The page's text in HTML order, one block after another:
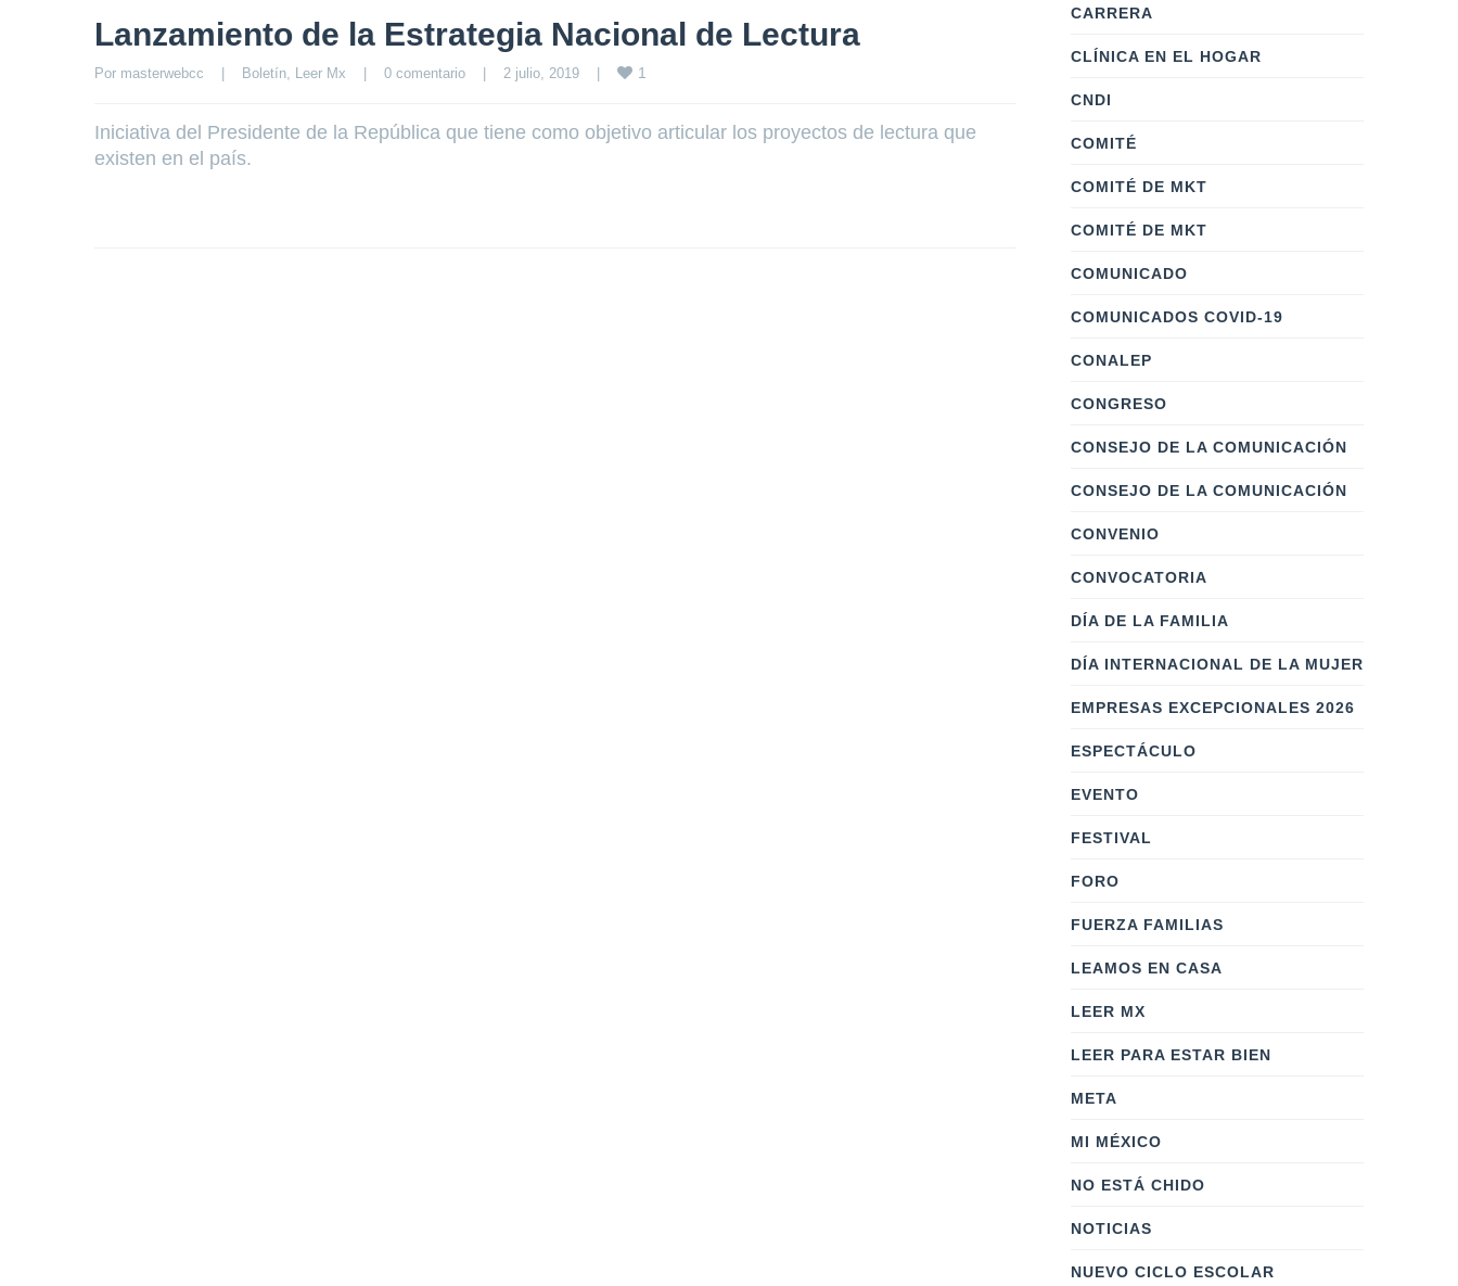
Lanzamiento de la Estrategia Nacional de Lectura
Por masterwebcc Boletín, Leer Mx 0 comentario 2 julio, 2019 1
Iniciativa del Presidente de la República que tiene como objetivo articular los proyectos de lectura que
existen en el país.
CARRERA
CLÍNICA EN EL HOGAR
CNDI
COMITÉ
COMITÉ DE MKT
COMITÉ DE MKT
COMUNICADO
COMUNICADOS COVID-19
CONALEP
CONGRESO
CONSEJO DE LA COMUNICACIÓN
CONSEJO DE LA COMUNICACIÓN
CONVENIO
CONVOCATORIA
DÍA DE LA FAMILIA
DÍA INTERNACIONAL DE LA MUJER
EMPRESAS EXCEPCIONALES 2026
ESPECTÁCULO
EVENTO
FESTIVAL
FORO
FUERZA FAMILIAS
LEAMOS EN CASA
LEER MX
LEER PARA ESTAR BIEN
META
MI MÉXICO
NO ESTÁ CHIDO
NOTICIAS
NUEVO CICLO ESCOLAR